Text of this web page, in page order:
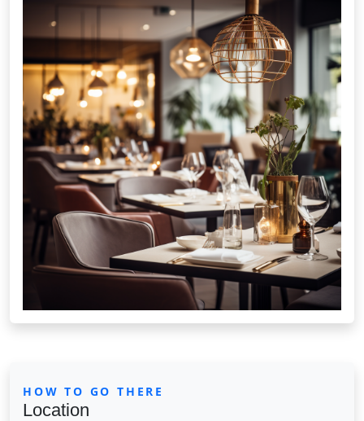
HOW TO GO THERE
Location